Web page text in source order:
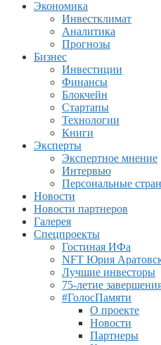
Экономика
Инвестклимат
Аналитика
Прогнозы
Бизнес
Инвестиции
Финансы
Блокчейн
Стартапы
Технологии
Книги
Эксперты
Экспертное мнение
Интервью
Персональные
Новости
Новости партнеров
Галерея
Спецпроекты
Гостиная ИФа
NFT Юрия
Лучшие инвесторы
75-летие
#ГолосПамяти
О проекте
Новости
Партнеры